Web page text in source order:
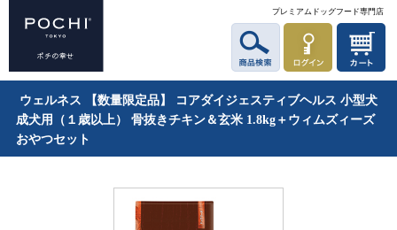
プレミアムドッグフード専門店
ウェルネス 【数量限定品】 コアダイジェスティブヘルス 小型犬
成犬用（１歳以上） 骨抜きチキン＆玄米 1.8kg＋ウィムズィーズ
おやつセット